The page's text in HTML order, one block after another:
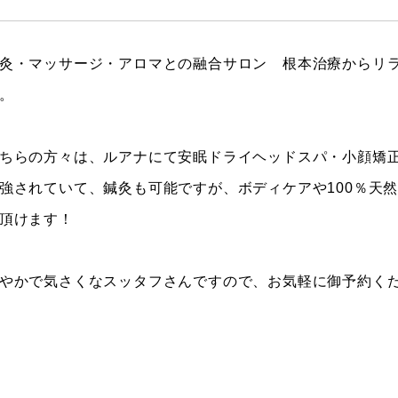
・マッサージ・アロマとの融合サロン 根本治療からリ
らの方々は、ルアナにて安眠ドライヘッドスパ・小顔
されていて、鍼灸も可能ですが、ボディケアや100％天
けます！
かで気さくなスッタフさんですので、お気軽に御予約く